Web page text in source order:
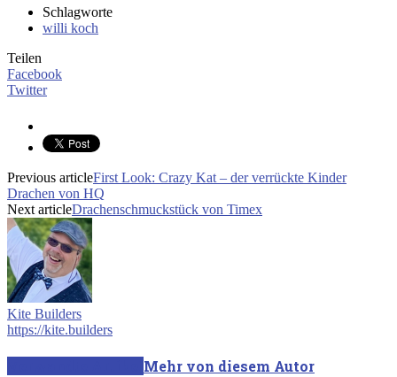
Schlagworte
willi koch
Teilen
Facebook
Twitter
Previous articleFirst Look: Crazy Kat – der verrückte Kinder
Drachen von HQ
Next articleDrachenschmuckstück von Timex
Kite Builders
https://kite.builders
Mehr von diesem Autor